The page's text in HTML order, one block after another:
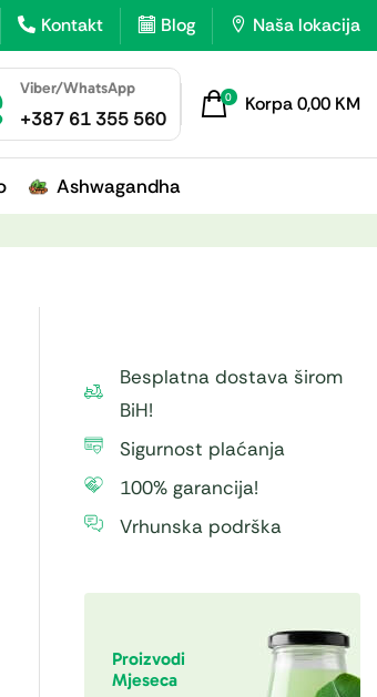
Kontakt Blog Naša lokacija
Viber/WhatsApp
+387 61 355 560
0 Korpa0,00 KM
Ashwagandha
Besplatna dostava širom
BiH!
Sigurnost plaćanja
100% garancija!
Vrhunska podrška
Proizvodi
Mjeseca